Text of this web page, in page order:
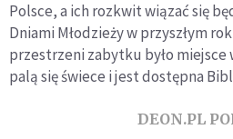
Polsce, a ich rozkwit wiązać się
Dniami Młodzieży w przyszłym
przestrzeni zabytku było miejsce
palą się świece i jest dostępna
DEON.PL